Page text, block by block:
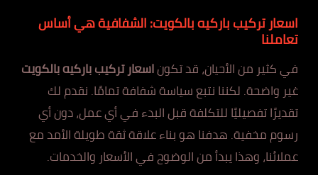
اسعار تركيب باركيه بالكويت: الشفافية هي أساس
تعاملنا
في كثير من الأحيان، قد تكوناسعار تركيب باركيه بالكويت
غير واضحة. لكننا نتبع سياسة شفافة تمامًا. نقدم لك
تقديرًا تفصيليًا للتكلفة قبل البدء في أي عمل، دون أي
رسوم مخفية. هدفنا هو بناء علاقة ثقة طويلة الأمد مع
عملائنا، وهذا يبدأ من الوضوح في الأسعار والخدمات.